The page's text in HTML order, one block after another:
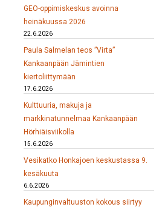
GEO-oppimiskeskus avoinna
heinäkuussa 2026
22.6.2026
Paula Salmelan teos ”Virta”
Kankaanpään Jämintien
kiertoliittymään
17.6.2026
Kulttuuria, makuja ja
markkinatunnelmaa Kankaanpään
Hörhiäisviikolla
15.6.2026
Vesikatko Honkajoen keskustassa 9.
kesäkuuta
6.6.2026
Kaupunginvaltuuston kokous siirtyy